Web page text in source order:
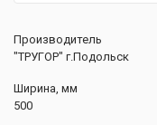
Производитель
"ТРУГОР" г.Подольск
Ширина, мм
500